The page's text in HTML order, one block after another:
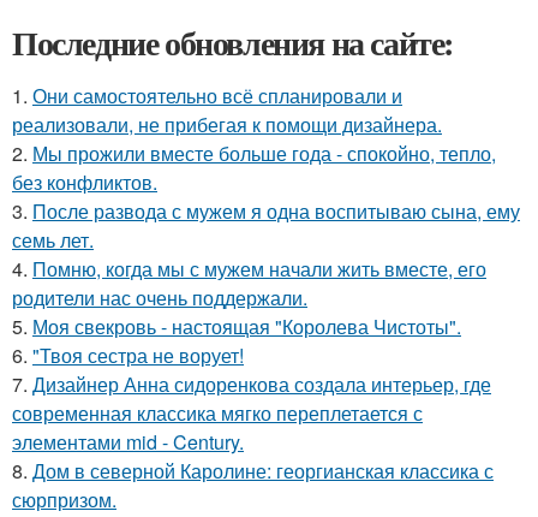
Последние обновления на сайте:
1. Они самостоятельно всё спланировали и
реализовали, не прибегая к помощи дизайнера.
2. Мы прожили вместе больше года - спокойно, тепло,
без конфликтов.
3. После развода с мужем я одна воспитываю сына, ему
семь лет.
4. Помню, когда мы с мужем начали жить вместе, его
родители нас очень поддержали.
5. Моя свекровь - настоящая "Королева Чистоты".
6. "Твоя сестра не ворует!
7. Дизайнер Анна сидоренкова создала интерьер, где
современная классика мягко переплетается с
элементами mid - Century.
8. Дом в северной Каролине: георгианская классика с
сюрпризом.